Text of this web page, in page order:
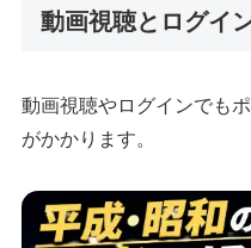
動画視聴とログイ
動画視聴やログインでも
がかかります。